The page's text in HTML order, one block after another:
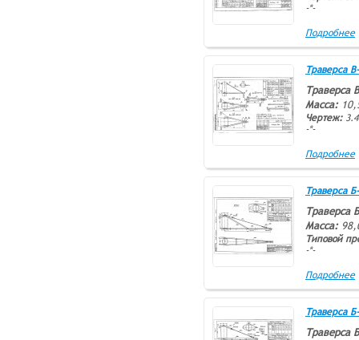
-*-
Подробнее
Траверса
Траверса
Масса:
Чертеж:
-*-
Подробнее
Траверса
Траверса
Масса:
Типовой
-*-
Подробнее
Траверса
Траверса